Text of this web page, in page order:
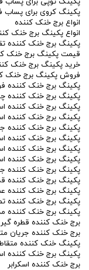
پکینگ کروی برای پساب
انواع برج خنک کننده
انواع پکینگ برج خنک
پکینگ برج خنک کننده
قیمت پکینگ برج خنک
خرید پکینگ برج خنک
فروش پکینگ برج خنک
پکینگ برج خنک کننده
پکینگ برج خنک کننده
پکینگ برج خنک کننده
پکینگ برج خنک کننده
پکینگ برج خنک کننده
پکینگ برج خنک کننده
پکینگ برج خنک کننده
پکینگ برج خنک کننده
پکینگ برج خنک کننده
پکینگ برج خنک کننده
پکینگ برج خنک کننده
پکینگ برج خنک کننده
پکینگ برج خنک کننده
برج خنک کننده قطره گیر
برج خنک کننده جریان
پکینگ خنک کننده
پکینگ برج خنک کننده
برج خنک کننده اسکرابر